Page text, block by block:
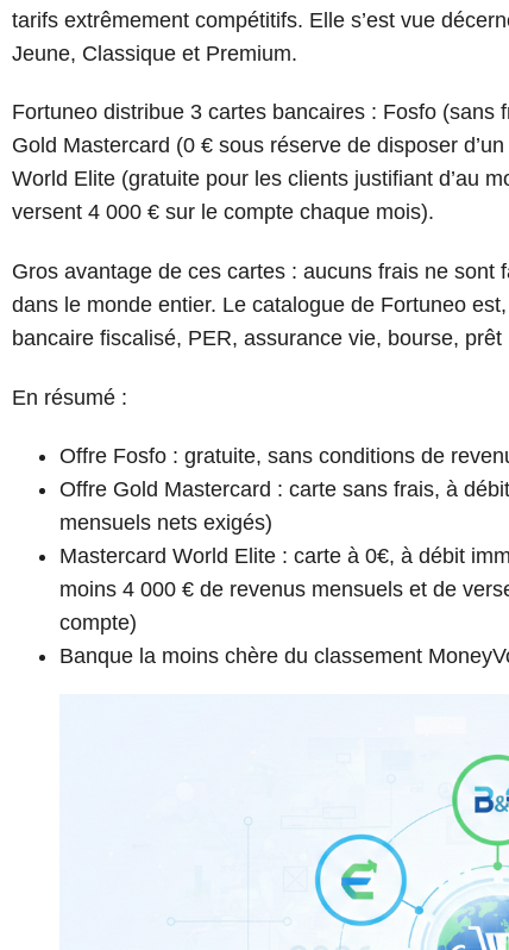
tarifs extrêmement compétitifs. Elle s’est vue
Jeune, Classique et Premium.
Fortuneo distribue 3 cartes bancaires : Fosfo
Gold Mastercard (0 € sous réserve de disposer
World Elite (gratuite pour les clients justifiant d’au
versent 4 000 € sur le compte chaque mois).
Gros avantage de ces cartes : aucuns frais ne
dans le monde entier. Le catalogue de Fortuneo
bancaire fiscalisé, PER, assurance vie, bourse, prêt
En résumé :
Offre Fosfo : gratuite, sans conditions de
Offre Gold Mastercard : carte sans frais, à
mensuels nets exigés)
Mastercard World Elite : carte à 0€, à débit
moins 4 000 € de revenus mensuels et de
compte)
Banque la moins chère du classement